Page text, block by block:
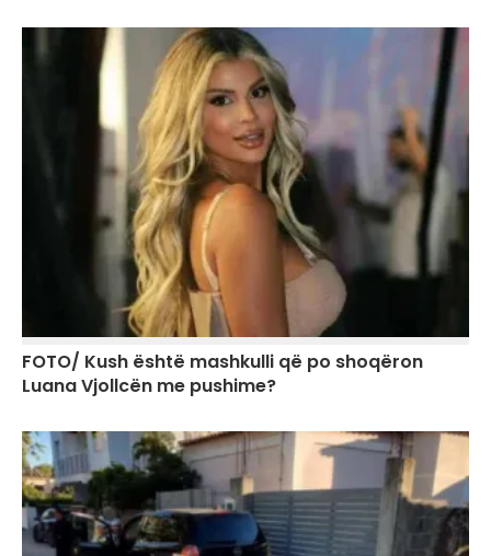
FOTO/ Kush është mashkulli që po shoqëron
Luana Vjollcën me pushime?